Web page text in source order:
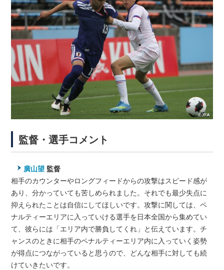
監督・選手コメント
廣山望 監督
相手のカウンターやロングフィードからの攻撃はスピード感が
あり、分かっていても苦しめられました。それでも最少失点に
抑えられたことは自信にしてほしいです。攻撃に関しては、ペ
ナルティーエリアに入っていける選手を日本全国から集めてい
て、彼らには「エリア内で勝負してくれ」と伝えています。チ
ャンスのときに相手のペナルティーエリア内に入っていく姿勢
が得点につながっていると思うので、どんな相手に対しても続
けていきたいです。